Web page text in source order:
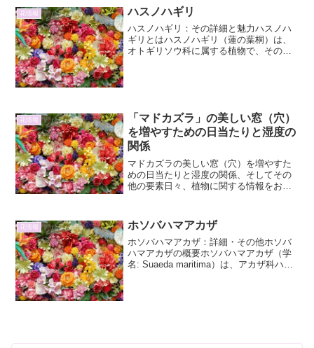
花情報 ハスノハギリ
ハスノハギリ：その詳細と魅力ハスノハ
ギリとはハスノハギリ（蓮の葉桐）は、
オトギリソウ科に属する植物で、そのユ
花情報
「マドカズラ」の美しい窓（穴）
を増やすための日当たりと湿度の
関係
マドカズラの美しい窓（穴）を増やすた
めの日当たりと湿度の関係、そしてその
他の要素日々、植物に関する情報をお届
魅力的なマドカズラに焦点を当て、その
美しい窓をより一層際立た...
花情報 ホソバハマアカザ
ホソバハマアカザ：詳細・その他ホソバ
ハマアカザの概要ホソバハマアカザ（学
名: Suaeda maritima）は、アカザ科ハマ